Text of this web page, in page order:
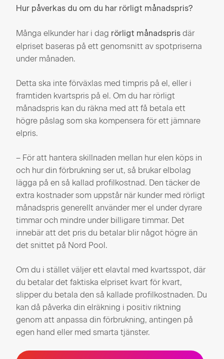
Hur påverkas du om du har rörligt månadspris?
Många elkunder har i dag rörligt månadspris där
elpriset baseras på ett genomsnitt av spotpriserna
under månaden.
Detta ska inte förväxlas med timpris på el, eller i
framtiden kvartspris på el. Om du har rörligt
månadspris kan du räkna med att få betala ett
högre påslag som ska kompensera för ett jämnare
elpris.
– För att hantera skillnaden mellan hur elen köps in
och hur din förbrukning ser ut, så brukar elbolag
lägga på en så kallad profilkostnad. Den täcker de
extra kostnader som uppstår när kunder med rörligt
månadspris generellt använder mer el under dyrare
timmar och mindre under billigare timmar. Det
innebär att det pris du betalar blir något högre än
det snittet på Nord Pool.
Om du i stället väljer ett elavtal med kvartsspot, där
du betalar det faktiska elpriset kvart för kvart,
slipper du betala den så kallade profilkostnaden. Du
kan då påverka din elräkning i positiv riktning
genom att anpassa din förbrukning, antingen på
egen hand eller med smarta tjänster.